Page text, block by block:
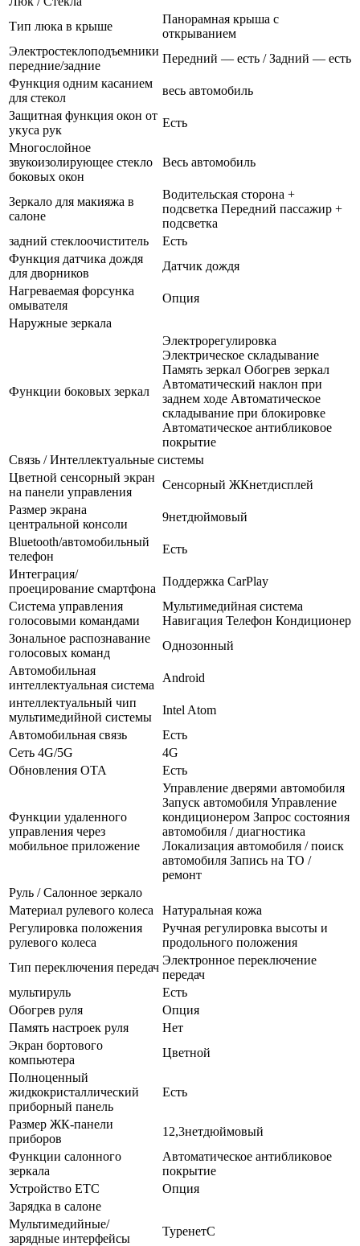
Тип люка в крыше
Панорамная крыша с
открыванием
Электростеклоподъемники
передние/задние
Передний — есть / Задний — есть
Функция одним касанием
для стекол
весь автомобиль
Защитная функция окон от
укуса рук
Есть
Многослойное
звукоизолирующее стекло
боковых окон
Весь автомобиль
Зеркало для макияжа в
салоне
Водительская сторона +
подсветка Передний пассажир +
подсветка
задний стеклоочиститель
Есть
Функция датчика дождя
для дворников
Датчик дождя
Нагреваемая форсунка
омывателя
Опция
Наружные зеркала
Функции боковых зеркал
Электрорегулировка
Электрическое складывание
Память зеркал Обогрев зеркал
Автоматический наклон при
заднем ходе Автоматическое
складывание при блокировке
Автоматическое антибликовое
покрытие
Связь / Интеллектуальные системы
Цветной сенсорный экран
на панели управления
Сенсорный ЖКнетдисплей
Размер экрана
центральной консоли
9нетдюймовый
Bluetooth/автомобильный
телефон
Есть
Интеграция/
проецирование смартфона
Поддержка CarPlay
Система управления
голосовыми командами
Мультимедийная система
Навигация Телефон Кондиционер
Зональное распознавание
голосовых команд
Однозонный
Автомобильная
интеллектуальная система
Android
интеллектуальный чип
мультимедийной системы
Intel Atom
Автомобильная связь
Есть
Сеть 4G/5G
4G
Обновления OTA
Есть
Функции удаленного
управления через
мобильное приложение
Управление дверями автомобиля
Запуск автомобиля Управление
кондиционером Запрос состояния
автомобиля / диагностика
Локализация автомобиля / поиск
автомобиля Запись на ТО /
ремонт
Руль / Салонное зеркало
Материал рулевого колеса
Натуральная кожа
Регулировка положения
рулевого колеса
Ручная регулировка высоты и
продольного положения
Тип переключения передач
Электронное переключение
передач
мультируль
Есть
Обогрев руля
Опция
Память настроек руля
Нет
Экран бортового
компьютера
Цветной
Полноценный
жидкокристаллический
приборный панель
Есть
Размер ЖК-панели
приборов
12,3нетдюймовый
Функции салонного
зеркала
Автоматическое антибликовое
покрытие
Устройство ETC
Опция
Зарядка в салоне
Мультимедийные/
зарядные интерфейсы
TypeнетC